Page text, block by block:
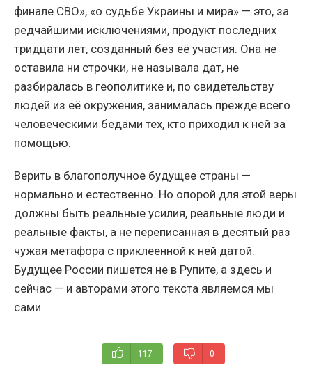
финале СВО», «о судьбе Украины и мира» — это, за
редчайшими исключениями, продукт последних
тридцати лет, созданный без её участия. Она не
оставила ни строчки, не называла дат, не
разбиралась в геополитике и, по свидетельству
людей из её окружения, занималась прежде всего
человеческими бедами тех, кто приходил к ней за
помощью.
Верить в благополучное будущее страны —
нормально и естественно. Но опорой для этой веры
должны быть реальные усилия, реальные люди и
реальные факты, а не переписанная в десятый раз
чужая метафора с приклеенной к ней датой.
Будущее России пишется не в Рупите, а здесь и
сейчас — и авторами этого текста являемся мы
сами.
117 0